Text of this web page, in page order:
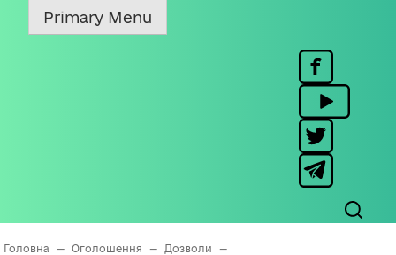
Primary Menu
Головна — Оголошення — Дозволи
—